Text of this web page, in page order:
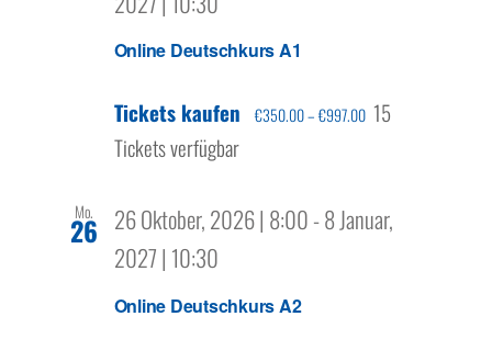
Online Deutschkurs A1
Tickets kaufen €350.00 – €997.00 15
Tickets verfügbar
Mo.
26
Online Deutschkurs A2
26 Oktober, 2026 | 8:00-8 Januar,
2027 | 10:30